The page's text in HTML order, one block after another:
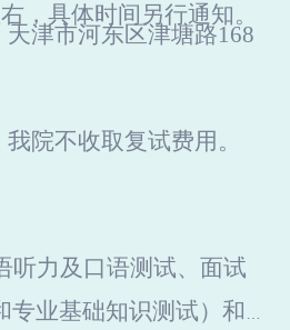
，具体时间另行通知。
津市河东区津塘路168
院不收取复试费用。
听力及口语测试、面试
专业基础知识测试）和笔